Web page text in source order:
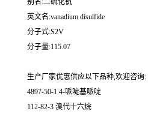
别名:二硫化钒
英文名:vanadium disulfide
分子式:S2V
分子量:115.07
生产厂家优惠供应以下品种,欢迎咨询:
4897-50-1 4-哌啶基哌啶
112-82-3 溴代十六烷